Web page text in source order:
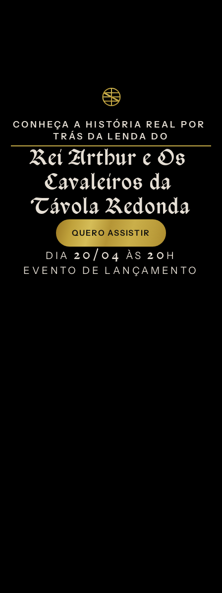
CONHEÇA A HISTÓRIA REAL POR
TRÁS DA LENDA DO
Rei Arthur e Os
Cavaleiros da
Távola Redonda
QUERO ASSISTIR
DIA 20/04 ÀS 20 H
EVENTO DE LANÇAMENTO